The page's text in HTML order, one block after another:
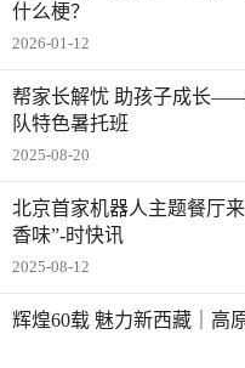
什么梗？
2026-01-12
帮家长解忧 助孩子成长
队特色暑托班
2025-08-20
北京首家机器人主题餐厅
香味”-时快讯
2025-08-12
辉煌60载 魅力新西藏｜高